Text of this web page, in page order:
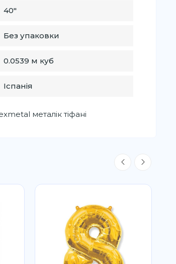
40"
Без упаковки
0.0539 м куб
Іспанія
металік тіфані